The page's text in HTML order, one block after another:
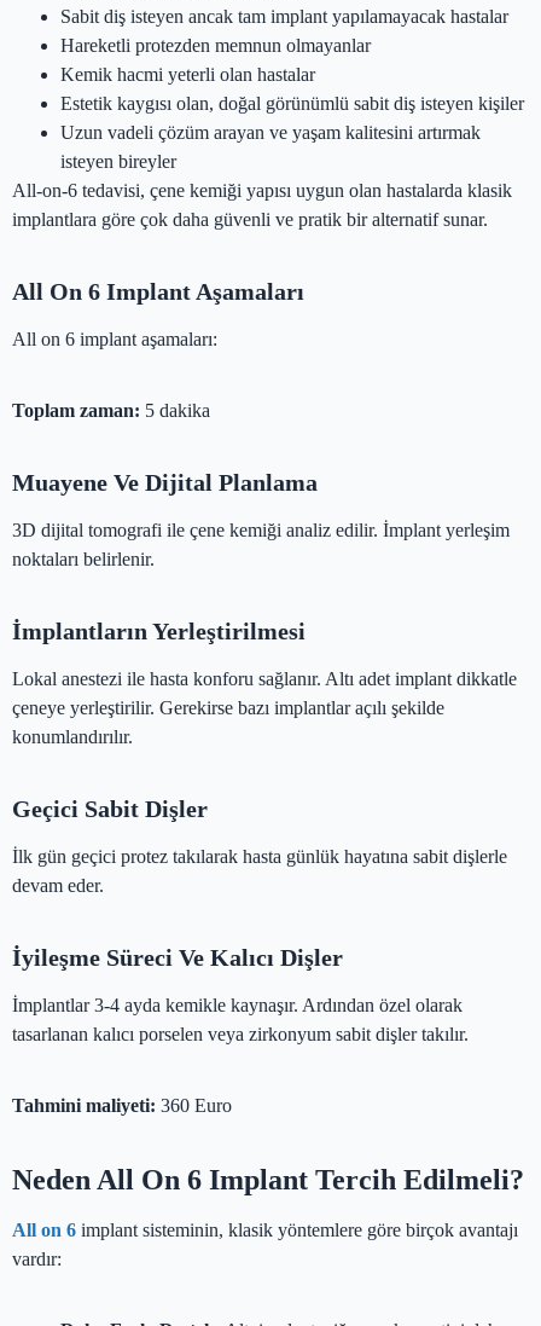
Sabit diş isteyen ancak tam implant yapılamayacak hastalar
Hareketli protezden memnun olmayanlar
Kemik hacmi yeterli olan hastalar
Estetik kaygısı olan, doğal görünümlü sabit diş isteyen kişiler
Uzun vadeli çözüm arayan ve yaşam kalitesini artırmak
isteyen bireyler
All-on-6 tedavisi, çene kemiği yapısı uygun olan hastalarda klasik
implantlara göre çok daha güvenli ve pratik bir alternatif sunar.
All On 6 Implant Aşamaları
All on 6 implant aşamaları:
Toplam zaman: 5 dakika
Muayene Ve Dijital Planlama
3D dijital tomografi ile çene kemiği analiz edilir. İmplant yerleşim
noktaları belirlenir.
İmplantların Yerleştirilmesi
Lokal anestezi ile hasta konforu sağlanır. Altı adet implant dikkatle
çeneye yerleştirilir. Gerekirse bazı implantlar açılı şekilde
konumlandırılır.
Geçici Sabit Dişler
İlk gün geçici protez takılarak hasta günlük hayatına sabit dişlerle
devam eder.
İyileşme Süreci Ve Kalıcı Dişler
İmplantlar 3-4 ayda kemikle kaynaşır. Ardından özel olarak
tasarlanan kalıcı porselen veya zirkonyum sabit dişler takılır.
Tahmini maliyeti: 360 Euro
Neden All On 6 Implant Tercih Edilmeli?
All on 6 implant sisteminin, klasik yöntemlere göre birçok avantajı
vardır: